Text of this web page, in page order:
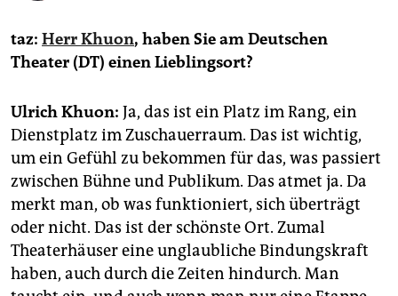
abo
epaper login
taz: Herr Khuon, haben Sie am Deutschen
Theater (DT) einen Lieblingsort?
Ulrich Khuon: Ja, das ist ein Platz im Rang, ein
Dienstplatz im Zuschauerraum. Das ist wichtig,
um ein Gefühl zu bekommen für das, was passiert
zwischen Bühne und Publikum. Das atmet ja. Da
merkt man, ob was funktioniert, sich überträgt
oder nicht. Das ist der schönste Ort. Zumal
Theaterhäuser eine unglaubliche Bindungskraft
haben, auch durch die Zeiten hindurch. Man